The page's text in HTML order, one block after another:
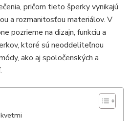
pričom tieto šperky vynikajú
a rozmanitosťou materiálov. V
pozrieme na dizajn, funkciu a
ktoré sú neoddeliteľnou
ako aj spoločenských a